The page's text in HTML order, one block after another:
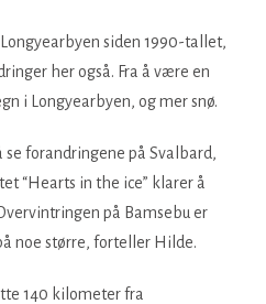
siden 1990-tallet,
her også. Fra å være en
i Longyearbyen, og mer snø.
forandringene på Svalbard,
“Hearts in the ice” klarer å
på Bamsebu er
noe større, forteller Hilde.
140 kilometer fra